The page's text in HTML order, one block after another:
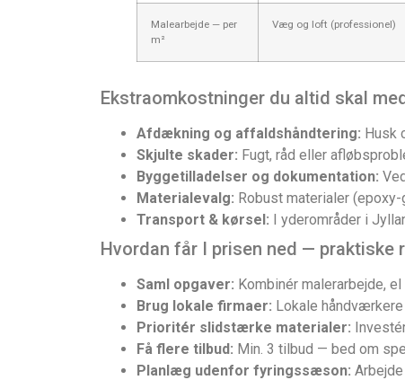
Malearbejde — per
m²
Væg og loft (professionel)
Ekstraomkostninger du altid skal
Afdækning og affaldshåndtering: Husk
Skjulte skader: Fugt, råd eller
Byggetilladelser og dokumentation:
Materialevalg: Robust materialer
Transport & kørsel: I yderområder i
Hvordan får I prisen ned —
Saml opgaver: Kombinér malerarbejde,
Brug lokale firmaer: Lokale
Prioritér slidstærke materialer:
Få flere tilbud: Min. 3 tilbud — bed om
Planlæg udenfor fyringssæson: